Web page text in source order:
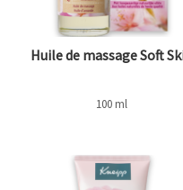
Huile de massage Soft
100 ml